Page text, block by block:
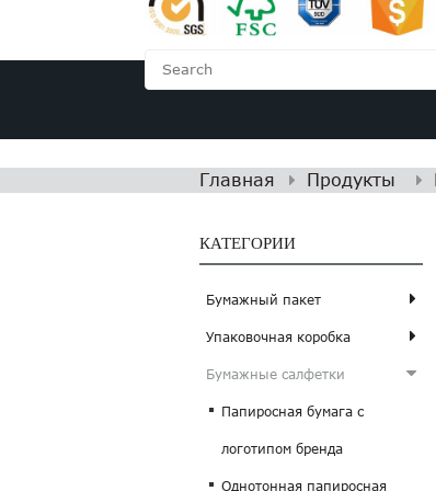
Главная Продукты
КАТЕГОРИИ
Бумажный пакет
Упаковочная коробка
Бумажные салфетки
Папиросная бумага с
логотипом бренда
Однотонная папиросная